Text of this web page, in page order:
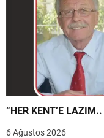
6 Ağustos 2026